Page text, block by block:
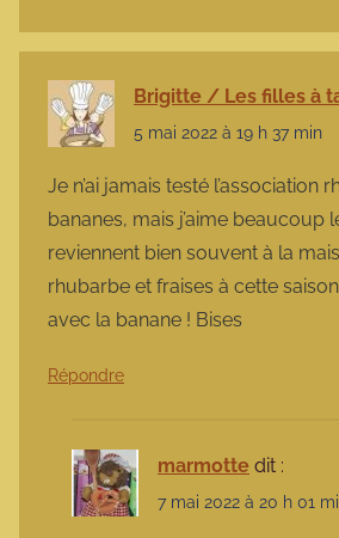
Brigitte / Les filles à
5 mai 2022 à 19 h 37 min
Je n’ai jamais testé l’association
bananes, mais j’aime beaucoup
reviennent bien souvent à la
rhubarbe et fraises à cette
avec la banane ! Bises
Répondre
marmotte dit :
7 mai 2022 à 20 h 01